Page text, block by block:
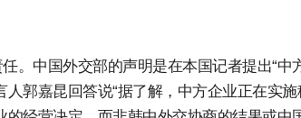
。中国外交部的声明是在本国记者提出“中
郭嘉昆回答说“据了解，中方企业正在实施